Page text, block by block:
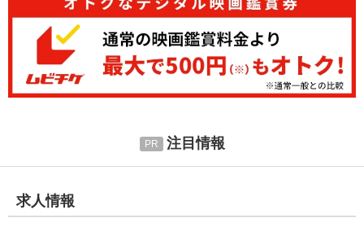
注目情報
求人情報